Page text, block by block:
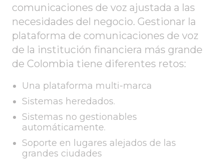
comunicaciones de voz ajustada a las
necesidades del negocio. Gestionar la
plataforma de comunicaciones de voz
de la institución financiera más grande
de Colombia tiene diferentes retos:
Una plataforma multi-marca
Sistemas heredados.
Sistemas no gestionables
automáticamente.
Soporte en lugares alejados de las
grandes ciudades